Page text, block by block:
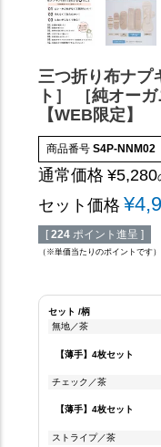
三つ折り布ナプ
ト］ ［純オー
【WEB限定】
商品番号 S4P-NNM02
通常価格 ¥5,280
セット価格 ¥
[ 224 ポイント進呈 ]
（※単価当たりのポイントです）
セット
柄
無地／茶
【薄手】4枚セット
チェック／茶
【薄手】4枚セット
ストライプ／茶